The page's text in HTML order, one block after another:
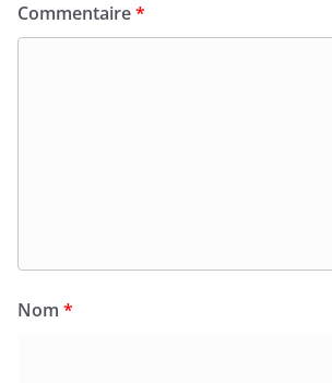
Commentaire*
Nom *